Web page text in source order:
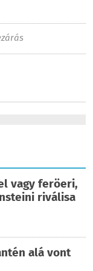
vagy feröeri,
riválisa
alá vont